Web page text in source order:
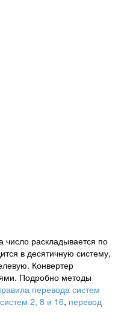
число раскладывается по
в десятичную систему,
Конвертер
Подробно методы
перевода систем
2, 8 и 16, перевод